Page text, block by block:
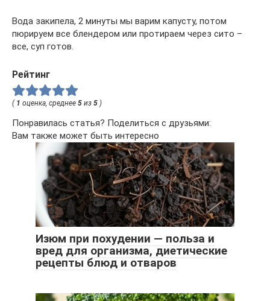
Вода закипела, 2 минуты мы варим капусту, потом
пюрируем все блендером или протираем через сито –
все, суп готов.
Рейтинг
( 1 оценка, среднее 5 из 5 )
Понравилась статья? Поделиться с друзьями:
Вам также может быть интересно
Изюм при похудении — польза и
вред для организма, диетические
рецепты блюд и отваров